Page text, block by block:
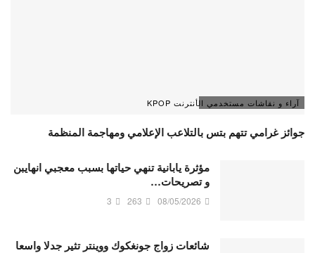
آراء و نقاشات مستخدمي الأنترنت KPOP
جوائز غرامي تتهم بتس بالتلاعب الإعلامي ومهاجمة المنظمة
مؤثرة يابانية تنهي حياتها بسبب معجبي انهايبن
و تصريحات…
08/05/2026
263
3
شائعات زواج جونغكوك ووينتر تثير جدلا واسعا